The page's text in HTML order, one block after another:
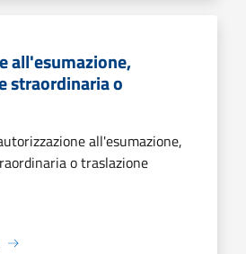
all'esumazione,
straordinaria o
all'esumazione,
o traslazione